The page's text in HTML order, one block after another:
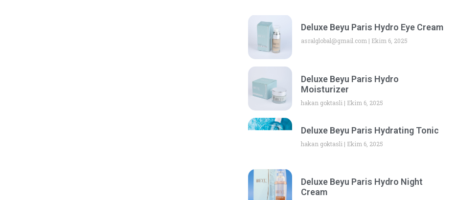
Deluxe Beyu Paris Hydro Eye Cream
asralglobal@gmail.com Ekim 6, 2025
Deluxe Beyu Paris Hydro
Moisturizer
hakan goktasli Ekim 6, 2025
Deluxe Beyu Paris Hydrating Tonic
hakan goktasli Ekim 6, 2025
Deluxe Beyu Paris Hydro Night
Cream